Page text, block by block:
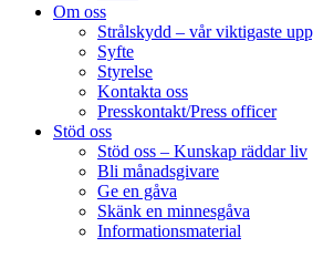
Om oss
Strålskydd – vår viktigaste
Syfte
Styrelse
Kontakta oss
Presskontakt/Press officer
Stöd oss
Stöd oss – Kunskap räddar liv
Bli månadsgivare
Ge en gåva
Skänk en minnesgåva
Informationsmaterial